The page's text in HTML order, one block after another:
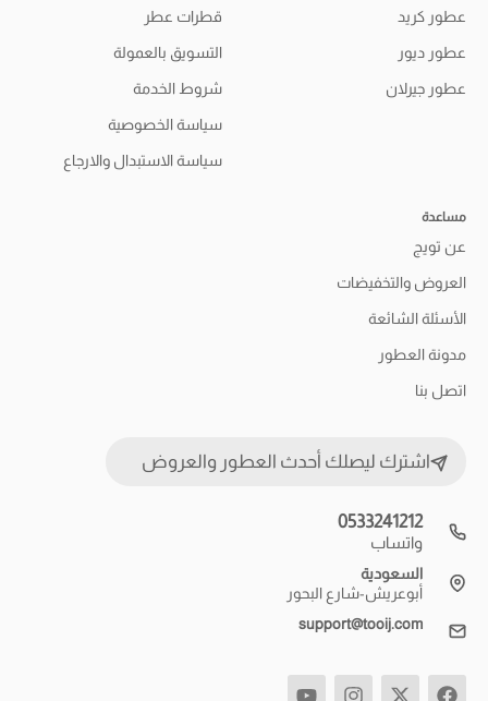
عطور كريد
عطور ديور
عطور جيرلان
قطرات عطر
التسويق بالعمولة
شروط الخدمة
سياسة الخصوصية
سياسة الاستبدال والارجاع
مساعدة
عن تويج
العروض والتخفيضات
الأسئلة الشائعة
مدونة العطور
اتصل بنا
اشترك ليصلك أحدث العطور والعروض
0533241212
واتساب
السعودية
أبوعريش-شارع البحور
support@tooij.com